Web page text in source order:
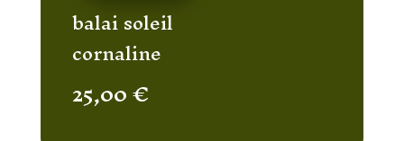
balai soleil
cornaline
25,00€